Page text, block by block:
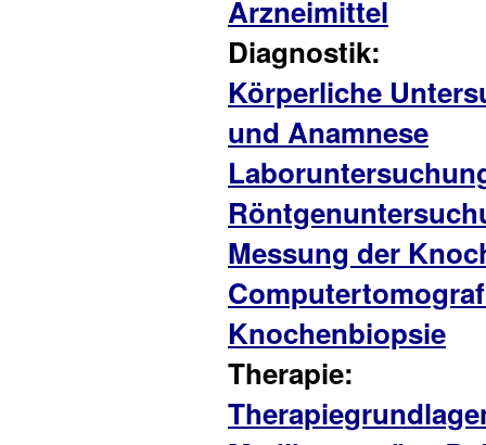
Arzneimittel
Diagnostik:
Körperliche
und Anamnese
Messung der
Knochenbiopsie
Therapie: